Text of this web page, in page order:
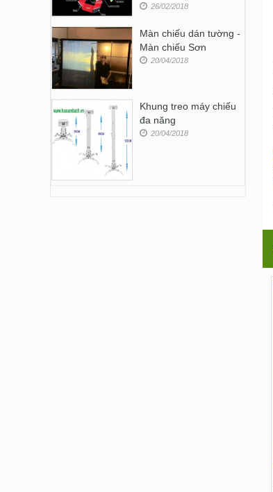
26/02/2018
Màn chiếu dán tường -
Màn chiếu Sơn
20/04/2018
Khung treo máy chiếu
đa năng
20/04/2018